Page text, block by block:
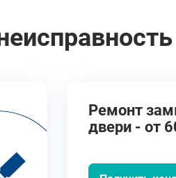
Ремонт
двери - от